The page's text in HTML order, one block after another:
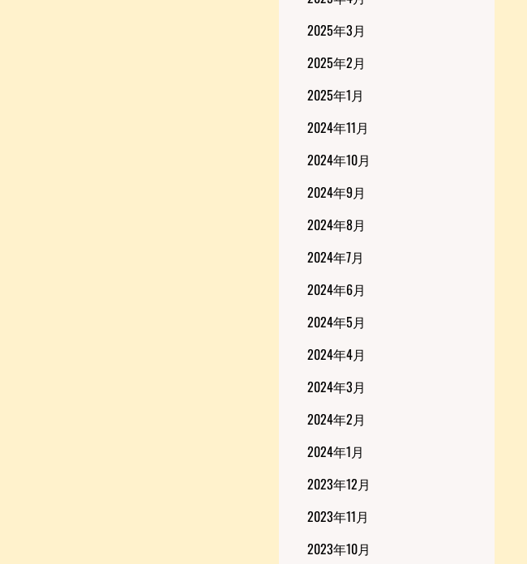
2025年3月
2025年2月
2025年1月
2024年11月
2024年10月
2024年9月
2024年8月
2024年7月
2024年6月
2024年5月
2024年4月
2024年3月
2024年2月
2024年1月
2023年12月
2023年11月
2023年10月